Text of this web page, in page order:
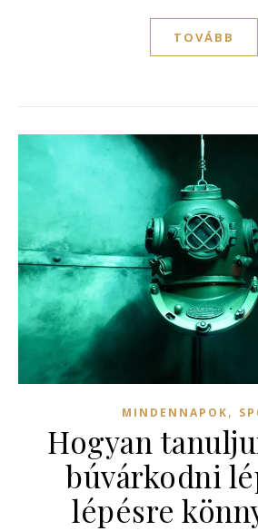
TOVÁBB
MINDENNAPOK,
Hogyan
búvárkodni
lépésre